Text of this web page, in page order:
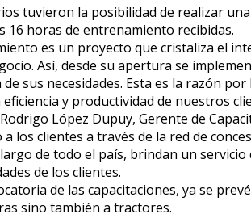
tuvieron la posibilidad de realizar
16 horas de entrenamiento recibidas.
es un proyecto que cristaliza el
Así, desde su apertura se
sus necesidades. Esta es la razón
y productividad de nuestros
López Dupuy, Gerente de
los clientes a través de la red de
de todo el país, brindan un
de los clientes.
de las capacitaciones, ya se
sino también a tractores.